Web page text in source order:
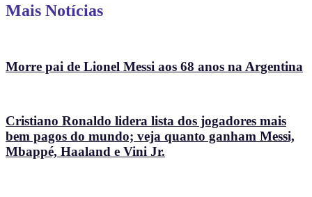
Mais Notícias
Morre pai de Lionel Messi aos 68 anos na Argentina
Cristiano Ronaldo lidera lista dos jogadores mais
bem pagos do mundo; veja quanto ganham Messi,
Mbappé, Haaland e Vini Jr.